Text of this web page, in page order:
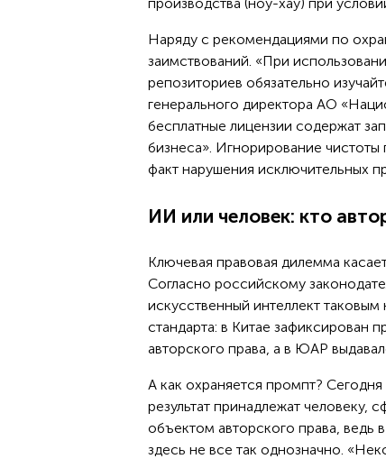
Наряду с рекомендациями по
заимствований. «При
репозиториев обязательно
генерального директора АО
бесплатные лицензии содержат
бизнеса». Игнорирование
факт нарушения исключительных
ИИ или человек: кто
Ключевая правовая дилемма
Согласно российскому
искусственный интеллект
стандарта: в Китае зафиксирован
авторского права, а в ЮАР
А как охраняется промпт?
результат принадлежат человеку,
объектом авторского права, ведь
здесь не все так однозначно.